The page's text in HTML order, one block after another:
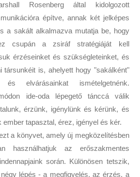
Rosenberg által kidolgozott
építve, annak két jelképes
a sakált alkalmazva mutatja be, hogy
csupán a zsiráf stratégiáját kell
érzéseinket és szükségleteinket, és
társunkéit is, ahelyett hogy "sakálként"
elvárásainkat ismételgetnénk.
ide-oda lépegető tánccá válik
érzünk, igénylünk és kérünk, és
tapasztal, érez, igényel és kér.
a könyvet, amely új megközelítésben
használhatjuk az erőszakmentes
során. Különösen tetszik,
lépés - a megfigyelés, az érzés, a